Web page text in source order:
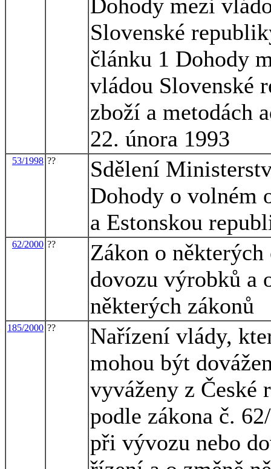
Dohody mezi
Slovenské
článku 1 Dohody
vládou Slovenské
zboží a metodách
22. února 1993
53/1998 ??
Sdělení
Dohody o volném
a Estonskou
62/2000 ??
Zákon o
dovozu výrobků a
některých zákonů
185/2000 ??
Nařízení vlády,
mohou být
vyváženy z České
podle zákona č.
při vývozu nebo